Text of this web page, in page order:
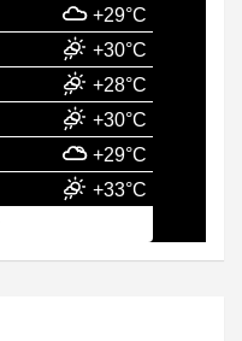
+29°C
+30°C
+28°C
+30°C
+29°C
+33°C